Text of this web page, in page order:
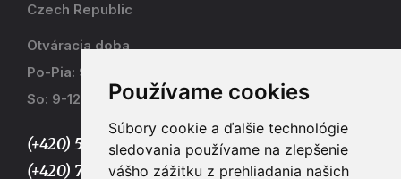
Používame cookies
Súbory cookie a ďalšie technológie
sledovania používame na zlepšenie
vášho zážitku z prehliadania našich
Czech Republic
Otváracia doba
Po-Pia: 9-17
So: 9-12
(+420) 577 915 036,
(+420) 773 667 390